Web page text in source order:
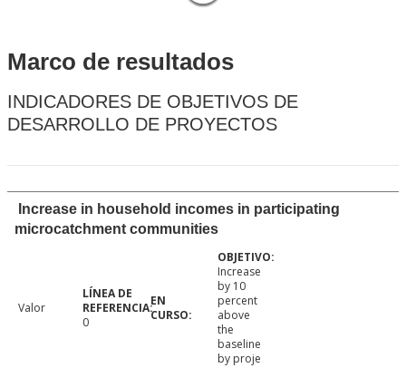
Marco de resultados
INDICADORES DE OBJETIVOS DE
DESARROLLO DE PROYECTOS
Increase in household incomes in participating
microcatchment communities
Valor
0
Increase
by 10
percent
above
the
baseline
by proje